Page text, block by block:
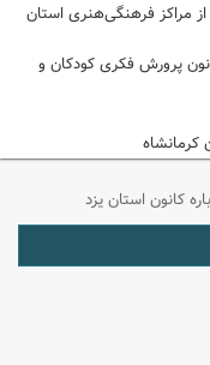
مراکز فرهنگی‌هنری استان
پرورش فکری کودکان و
کانون استان یزد